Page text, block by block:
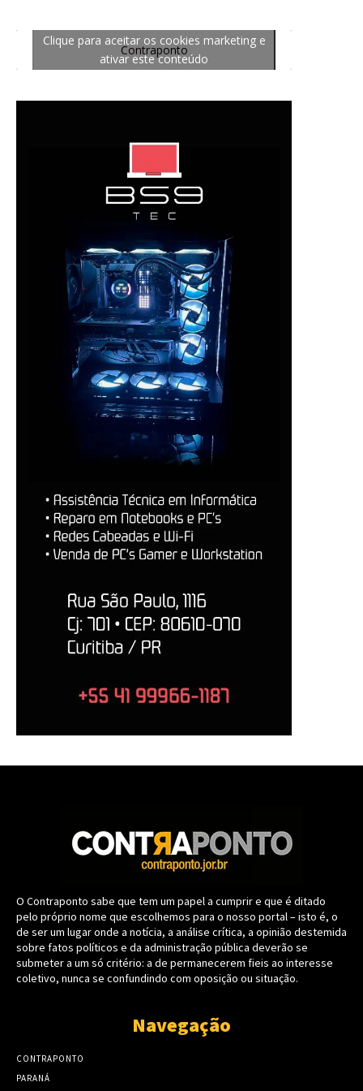
Contraponto
Clique para aceitar os cookies marketing e
ativar este conteúdo
O Contraponto sabe que tem um papel a cumprir e que é ditado
pelo próprio nome que escolhemos para o nosso portal – isto é, o
de ser um lugar onde a notícia, a análise crítica, a opinião destemida
sobre fatos políticos e da administração pública deverão se
submeter a um só critério: a de permanecerem fieis ao interesse
coletivo, nunca se confundindo com oposição ou situação.
Navegação
CONTRAPONTO
PARANÁ